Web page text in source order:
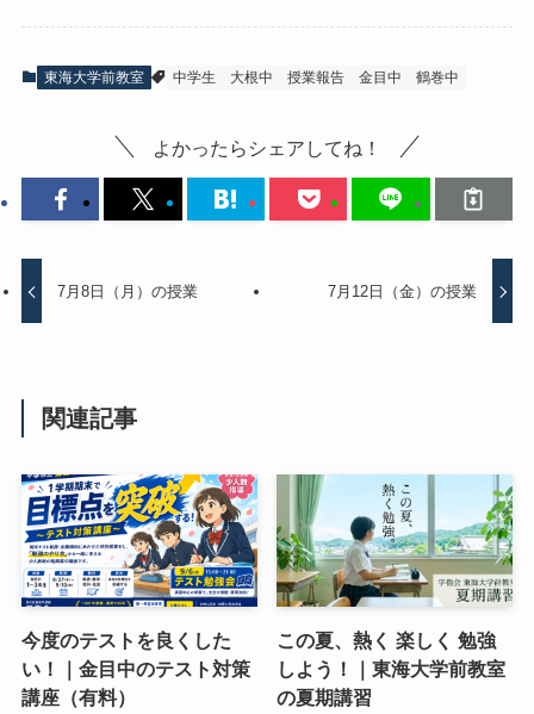
東海大学前教室 中学生 大根中 授業報告 金目中 鶴巻中
よかったらシェアしてね！
7月8日（月）の授業 7月12日（金）の授業
関連記事
今度のテストを良くした
い！｜金目中のテスト対策
講座（有料）
この夏、熱く 楽しく 勉強
しよう！｜東海大学前教室
の夏期講習